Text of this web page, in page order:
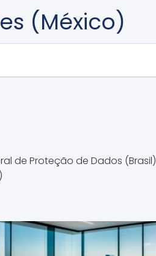
(México)
de Proteção de Dados (Brasil)